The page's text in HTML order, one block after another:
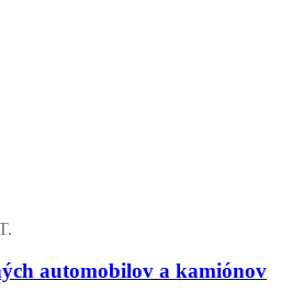
automobilov a kamiónov